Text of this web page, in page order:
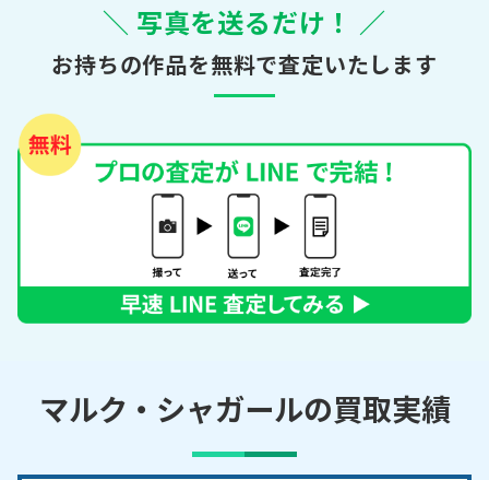
＼ 写真を送るだけ！ ／
お持ちの作品を無料で査定いたします
マルク・シャガールの買取実績